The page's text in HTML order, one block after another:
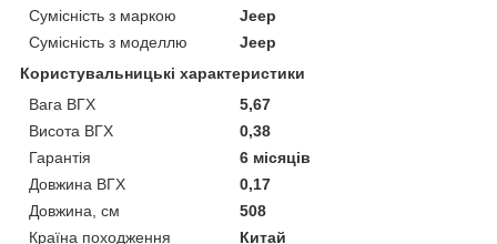
Сумісність з маркою
Jeep
Сумісність з моделлю
Jeep
Користувальницькі характеристики
Вага ВГХ
5,67
Висота ВГХ
0,38
Гарантія
6 місяців
Довжина ВГХ
0,17
Довжина, см
508
Країна походження
Китай